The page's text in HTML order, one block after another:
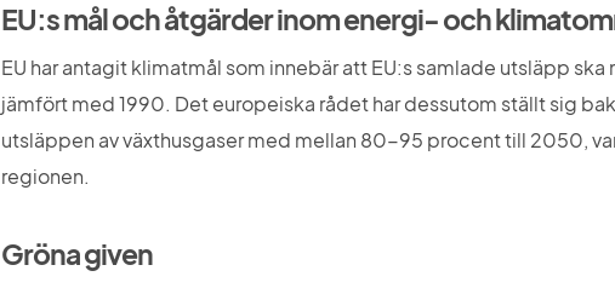
EU:s mål och åtgärder inom energi- och
EU har antagit klimatmål som innebär att EU:s samlade utsläpp
jämfört med 1990. Det europeiska rådet har dessutom ställt sig
utsläppen av växthusgaser med mellan 80-95 procent till 2050,
regionen.
Gröna given